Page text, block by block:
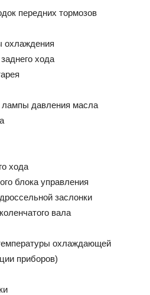
передних тормозов
охлаждения
хода
лампы давления масла
хода
блока управления
заслонки
вала
охлаждающей
приборов)